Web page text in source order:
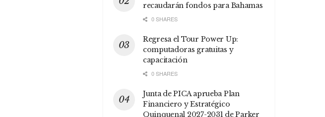
recaudarán fondos para Bahamas
0 SHARES
Regresa el Tour Power Up:
computadoras gratuitas y
capacitación
0 SHARES
Junta de PICA aprueba Plan
Financiero y Estratégico
Quinquenal 2027-2031 de Parker